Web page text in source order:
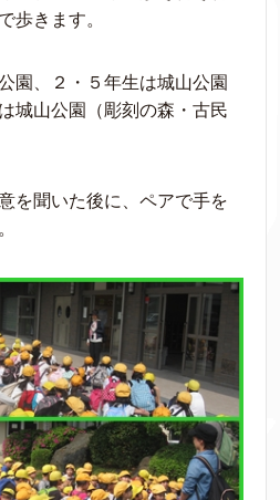
歩きます。
園、２・５年生は城山公園
城山公園（彫刻の森・古民
を聞いた後に、ペアで手を